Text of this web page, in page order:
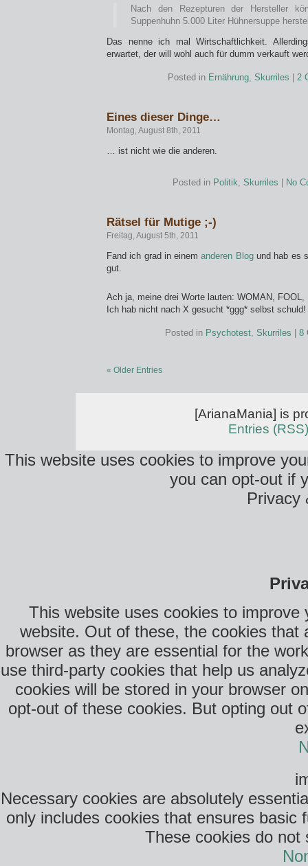
Nach den Rezepturen der Hersteller
Suppenhuhn 5.000 Liter Hühnersuppe
Das nenne ich mal Wirtschaftlichkeit.
erwartet, der will wohl auch für dumm verkauft
Posted in Ernährung, Skurriles 2
Eines dieser Dinge…
Montag, August 8th, 2011
… ist nicht wie die anderen.
Posted in Politik, Skurriles No
Rätsel für Mutige ;-)
Freitag, August 5th, 2011
Fand ich grad in einemanderen Blogund hab es
gut.
Ach ja, meine drei Worte lauten: WOMAN, FOOL,
Ich hab nicht nach X gesucht *ggg* selbst schuld!
Posted in Psychotest, Skurriles 8
« Older Entries
[ArianaMania] is
Entries (RSS)
This website uses cookies to improve
you can opt-out if
Privacy
This website uses cookies to
website. Out of these, the cookies that
browser as they are essential for the
use third-party cookies that help us
cookies will be stored in your browser
opt-out of these cookies. But opting out
Necessary cookies are absolutely
only includes cookies that ensures
These cookies do not